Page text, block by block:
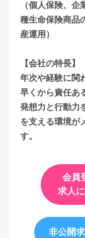
（個人保険、
種生命保険商品
産運用）
【会社の特長】
年次や経験に関
早くから責任あ
発想力と行動力
を支える環境が
す。
会員
求人
非公開